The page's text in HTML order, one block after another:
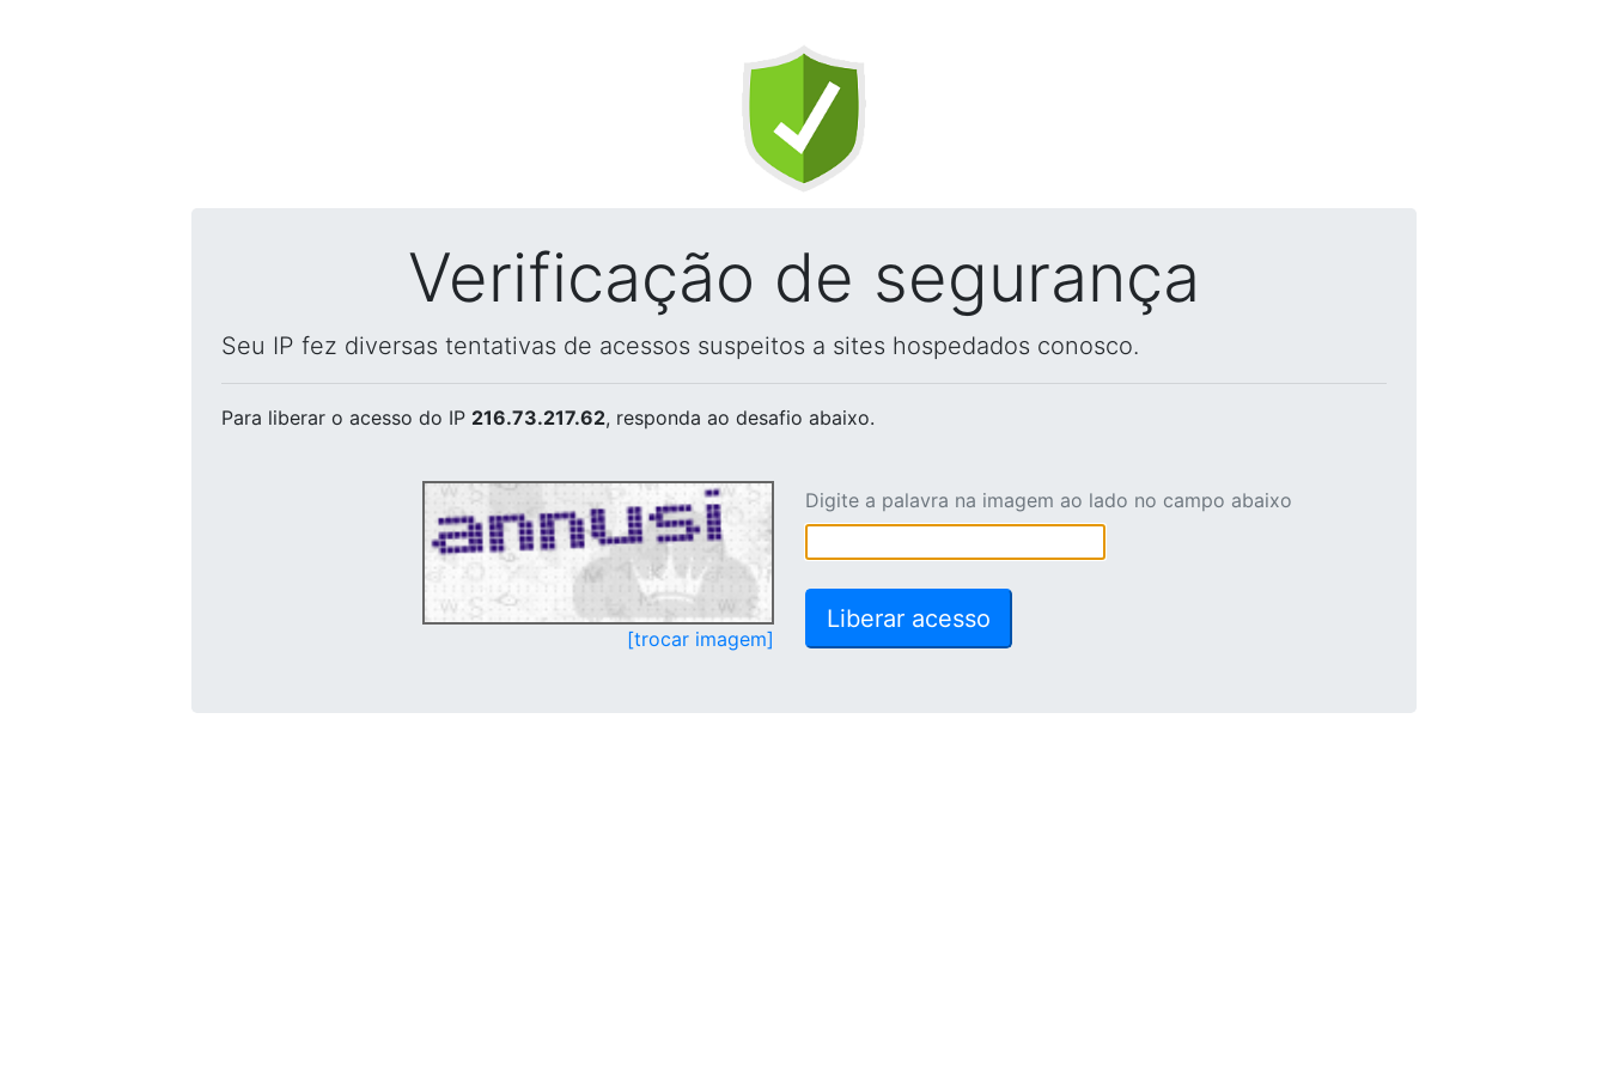
Verificação de segurança
Seu IP fez diversas tentativas de acessos suspeitos a sites hospedados conosco.
Para liberar o acesso do IP 216.73.217.62, responda ao desafio abaixo.
[trocar imagem]
Digite a palavra na imagem ao lado no campo abaixo